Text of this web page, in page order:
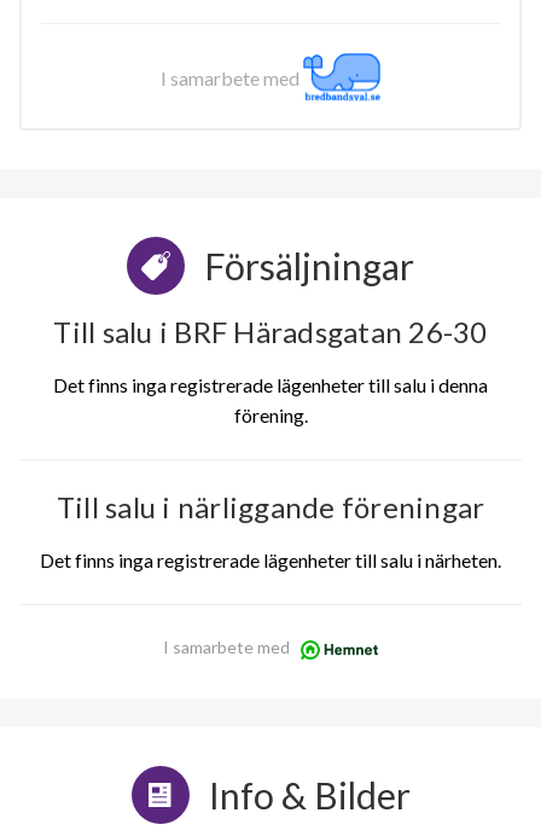
I samarbete med
Försäljningar
Till salu i BRF Häradsgatan 26-30
Det finns inga registrerade lägenheter till salu i denna
förening.
Till salu i närliggande föreningar
Det finns inga registrerade lägenheter till salu i närheten.
I samarbete med
Info & Bilder